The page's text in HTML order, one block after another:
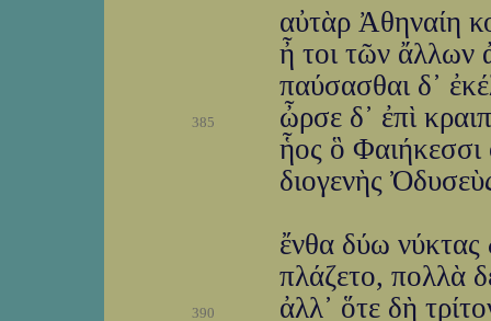
αὐτὰρ Ἀθηναίη
ἦ τοι τῶν ἄλλων
παύσασθαι δ᾽
385
ὦρσε δ᾽ ἐπὶ
ἧος ὃ Φαιήκεσσι
διογενὴς
ἔνθα δύω νύκτας
πλάζετο, πολλὰ
390
ἀλλ᾽ ὅτε δὴ